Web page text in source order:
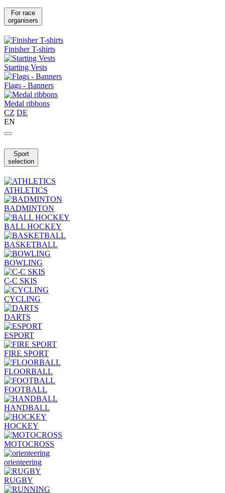
For race
organisers
Finisher T-shirts
Starting Vests
Flags - Banners
Medal ribbons
CZ DE
EN
Sport
selection
ATHLETICS
BADMINTON
BALL HOCKEY
BASKETBALL
BOWLING
C-C SKIS
CYCLING
DARTS
ESPORT
FIRE SPORT
FLOORBALL
FOOTBALL
HANDBALL
HOCKEY
MOTOCROSS
orienteering
RUGBY